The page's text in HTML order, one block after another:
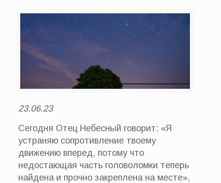
23.06.23
Сегодня Отец Небесный говорит: «Я
устраняю сопротивление твоему
движению вперед, потому что
недостающая часть головоломки теперь
найдена и прочно закреплена на месте»,